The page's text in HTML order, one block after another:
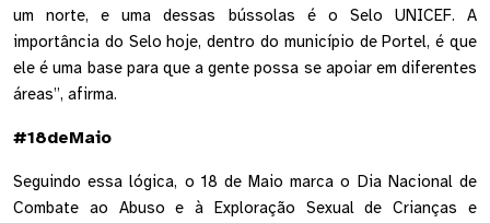
um norte, e uma dessas bússolas é o Selo UNICEF. A
importância do Selo hoje, dentro do município de Portel, é que
ele é uma base para que a gente possa se apoiar em diferentes
áreas”, afirma.
#18deMaio
Seguindo essa lógica, o 18 de Maio marca o Dia Nacional de
Combate ao Abuso e à Exploração Sexual de Crianças e